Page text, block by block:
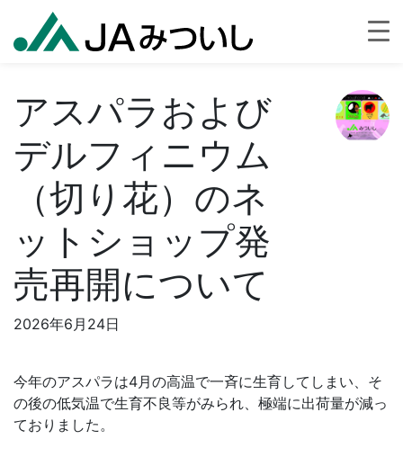
アスパラおよび
デルフィニウム
（切り花）のネ
ットショップ発
売再開について
2026年6月24日
今年のアスパラは4月の高温で一斉に生育してしまい、そ
の後の低気温で生育不良等がみられ、極端に出荷量が減っ
ておりました。